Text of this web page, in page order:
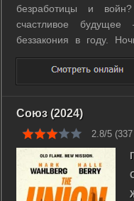
безработицы и
счастливое
беззакония в году.
поучаствовать в таком
Союз (2024)
2.8/5 (337